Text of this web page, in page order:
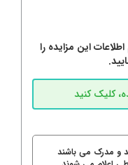
این مزایده را
و مدرک می باشند